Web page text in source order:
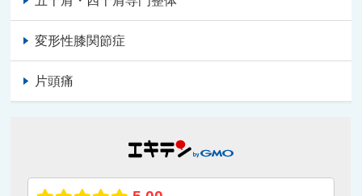
変形性膝関節症
片頭痛